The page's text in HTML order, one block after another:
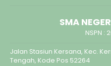
SMA
NSPN :
Jalan Stasiun Kersana, Kec.
Tengah, Kode Pos 52264